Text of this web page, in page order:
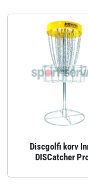
Discgolfi korv
DISCatcher